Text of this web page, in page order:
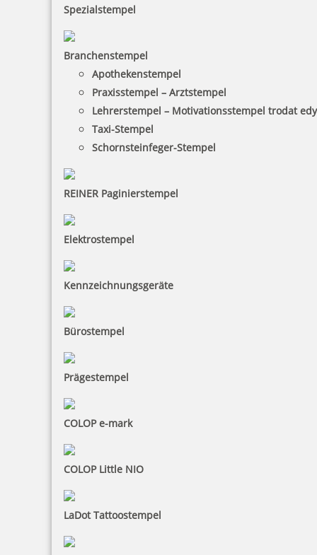
Spezialstempel
Branchenstempel
Apothekenstempel
Praxisstempel – Arztstempel
Lehrerstempel – Motivationsstempel trodat
Taxi-Stempel
Schornsteinfeger-Stempel
REINER Paginierstempel
Elektrostempel
Kennzeichnungsgeräte
Bürostempel
Prägestempel
COLOP e-mark
COLOP Little NIO
LaDot Tattoostempel